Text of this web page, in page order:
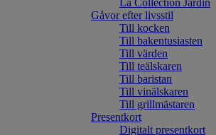
La Collection Jardin
Gåvor efter livsstil
Till kocken
Till bakentusiasten
Till värden
Till teälskaren
Till baristan
Till vinälskaren
Till grillmästaren
Presentkort
Digitalt presentkort